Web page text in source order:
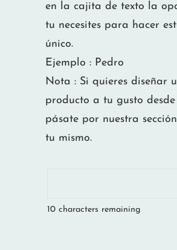
en la cajita de texto la
tu necesites para hacer
único.
Ejemplo : Pedro
Nota : Si quieres diseñar
producto a tu gusto desde
pásate por nuestra
tu mismo.
10 characters remaining